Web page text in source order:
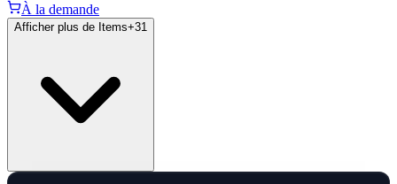
À la demande
Afficher plus de Items+31